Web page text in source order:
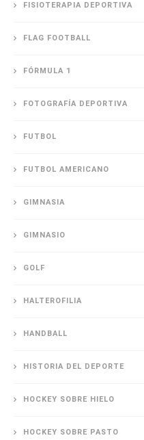
FISIOTERAPIA DEPORTIVA
FLAG FOOTBALL
FÓRMULA 1
FOTOGRAFÍA DEPORTIVA
FUTBOL
FUTBOL AMERICANO
GIMNASIA
GIMNASIO
GOLF
HALTEROFILIA
HANDBALL
HISTORIA DEL DEPORTE
HOCKEY SOBRE HIELO
HOCKEY SOBRE PASTO